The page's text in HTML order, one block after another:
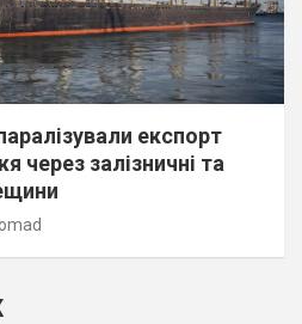
експорт
через залізничні та